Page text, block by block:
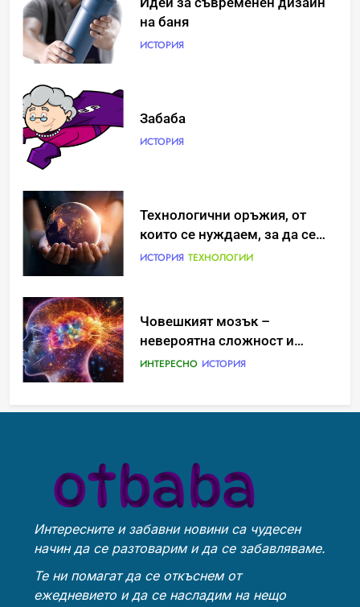
на баня
ИСТОРИЯ
Забаба
ИСТОРИЯ
Технологични оръжия, от
които се нуждаем, за да се
борим с глобалното
ИСТОРИЯ ТЕХНОЛОГИИ
Човешкият мозък –
невероятна сложност и
възможност
ИНТЕРЕСНО ИСТОРИЯ
ИСТОРИЯ
Идеи за съвременен дизайн
на баня
ИСТОРИЯ
Интересните и забавни новини са чудесен
начин да се разтоварим и да се забавляваме.
Те ни помагат да се откъснем от
ежедневието и да се насладим на нещо
Идеи за съвременен дизайн
на баня
ИСТОРИЯ
Забаба
ИСТОРИЯ
борим с глобалното
затопляне
ТЕХНОЛОГИИ
Човешкият мозък –
невероятна сложност и
ИНТЕРЕСНО ИСТОРИЯ